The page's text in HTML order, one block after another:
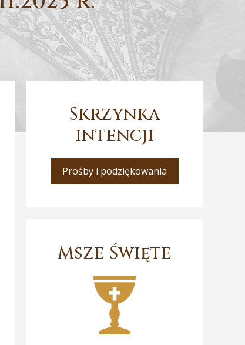
Skrzynka
intencji
Prośby i podziękowania
Msze Święte